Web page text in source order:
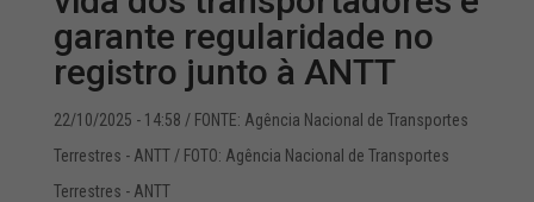
garante regularidade no
registro junto à ANTT
22/10/2025 - 14:58 / FONTE: Agência Nacional de Transportes
Terrestres - ANTT / FOTO: Agência Nacional de Transportes
Terrestres - ANTT